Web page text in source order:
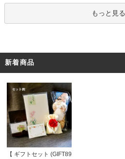
もっと見る
新着商品
【 ギフトセット (GIFT89